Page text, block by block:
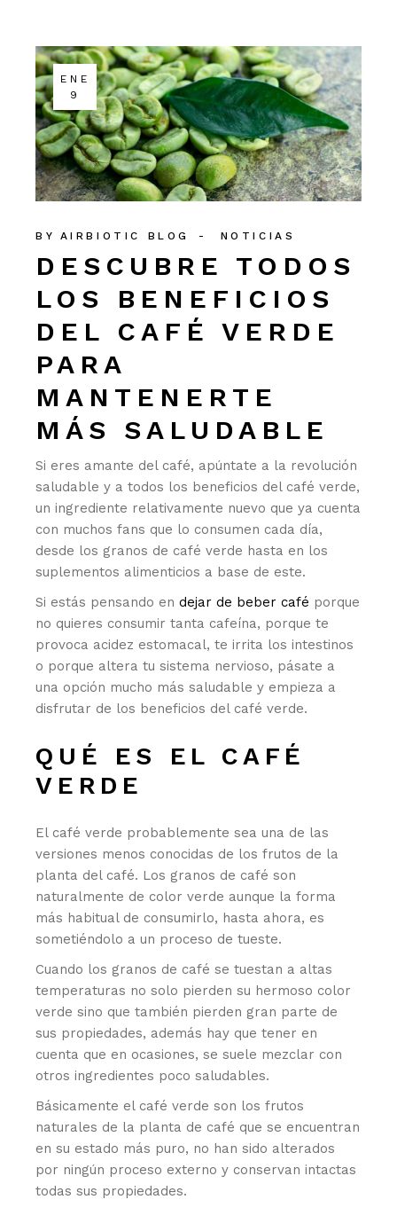
ENE
9
BY AIRBIOTIC BLOG NOTICIAS
DESCUBRE TODOS
LOS BENEFICIOS
DEL CAFÉ VERDE
PARA
MANTENERTE
MÁS SALUDABLE
Si eres amante del café, apúntate a la revolución
saludable y a todos los beneficios del café verde,
un ingrediente relativamente nuevo que ya cuenta
con muchos fans que lo consumen cada día,
desde los granos de café verde hasta en los
suplementos alimenticios a base de este.
Si estás pensando endejar de beber café porque
no quieres consumir tanta cafeína, porque te
provoca acidez estomacal, te irrita los intestinos
o porque altera tu sistema nervioso, pásate a
una opción mucho más saludable y empieza a
disfrutar de los beneficios del café verde.
QUÉ ES EL CAFÉ
VERDE
El café verde probablemente sea una de las
versiones menos conocidas de los frutos de la
planta del café. Los granos de café son
naturalmente de color verde aunque la forma
más habitual de consumirlo, hasta ahora, es
sometiéndolo a un proceso de tueste.
Cuando los granos de café se tuestan a altas
temperaturas no solo pierden su hermoso color
verde sino que también pierden gran parte de
sus propiedades, además hay que tener en
cuenta que en ocasiones, se suele mezclar con
otros ingredientes poco saludables.
Básicamente el café verde son los frutos
naturales de la planta de café que se encuentran
en su estado más puro, no han sido alterados
por ningún proceso externo y conservan intactas
todas sus propiedades.